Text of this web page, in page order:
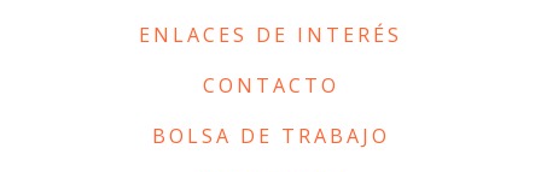
ENLACES DE INTERÉS
CONTACTO
BOLSA DE TRABAJO